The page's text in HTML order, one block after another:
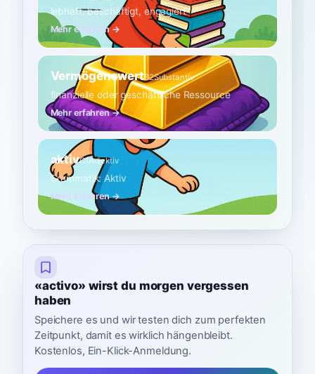
lebhaft, beschäftigt, engagiert
Mehr erfahren →
VermögenswertB2Substantiv
finanzielle oder geschäftliche Ressource
Mehr erfahren →
aktivC1Adjektiv
Grammatik: Aktiv
Mehr erfahren →
«activo» wirst du morgen vergessen
haben
Speichere es und wir testen dich zum perfekten
Zeitpunkt, damit es wirklich hängenbleibt.
Kostenlos, Ein-Klick-Anmeldung.